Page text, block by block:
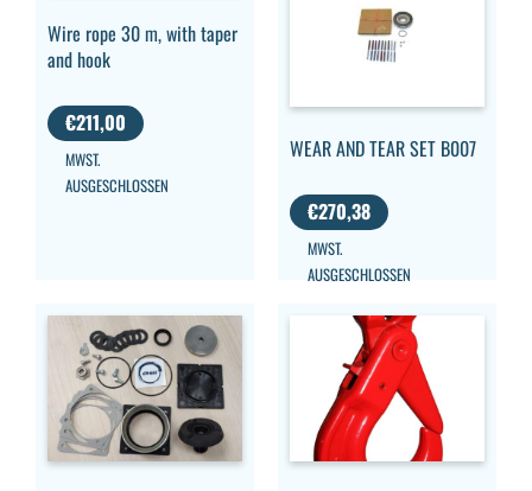
Wire rope 30 m, with taper
and hook
€211,00
MWST.
AUSGESCHLOSSEN
WEAR AND TEAR SET B007
€270,38
MWST.
AUSGESCHLOSSEN